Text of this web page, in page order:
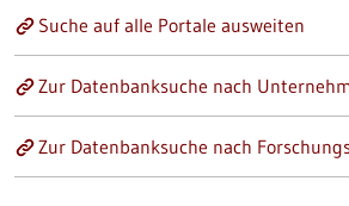
Suche auf alle Portale ausweiten
Zur Datenbanksuche nach
Zur Datenbanksuche nach